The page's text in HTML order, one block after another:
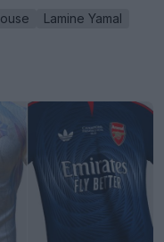
Lamine Yamal